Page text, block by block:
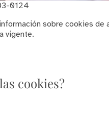
0124
sobre cookies de
vigente.
cookies?